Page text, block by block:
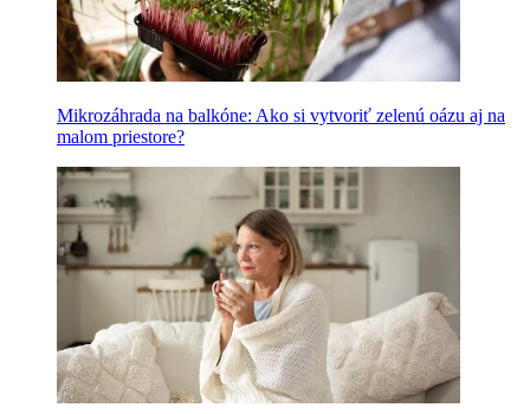
Mikrozáhrada na balkóne: Ako si vytvoriť zelenú oázu aj na
malom priestore?